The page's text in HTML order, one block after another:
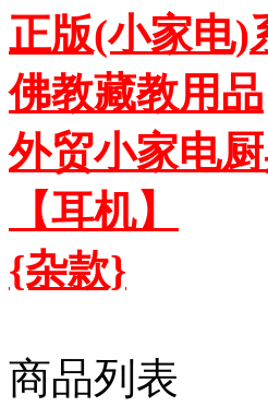
正版(小家电)
佛教藏教用品
外贸小家电
【耳机】
{杂款}
商品列表